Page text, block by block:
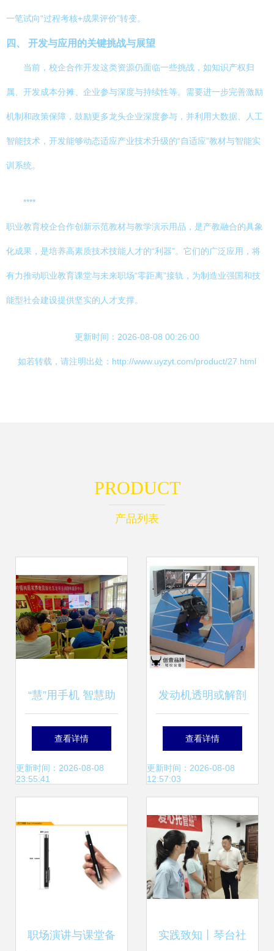
一笔试向“过程考核+成果评价”转变。
四、 开发与应用的关键挑战与展望
当前，校企合作开发这类资源仍面临一些挑战，如知识产权归
属、开发成本分摊、企业参与深度与持续性等。需要进一步完善激励
机制和政策保障，鼓励更多龙头企业深度参与，并利用大数据、人工
智能技术，开发能够动态适应产业技术升级的“自适应”教材与智能实
训系统。
****
职业教育校企合作创新示范教材与教学演示用品，是产教融合的具象
化成果，是培养高素质技术技能人才的“利器”。它们的广泛应用，将
有力推动职业教育课堂与未来职场“零距离”接轨，为制造业强国和技
能型社会建设提供坚实的人才支撑。
更新时间：2026-08-08 00:26:00
如若转载，请注明出处：http://www.uyzyt.com/product/27.html
PRODUCT
产品列表
“慧”用手机 智慧助
老！新河街道震新
社区智能手机培训
查看详情
更新时间：2026-08-08
23:55:41
发动机透明或解剖
模型 教育与演示的
完美工具
查看详情
更新时间：2026-08-08
12:57:03
职场演讲与课堂备 实践致知丨琴台社